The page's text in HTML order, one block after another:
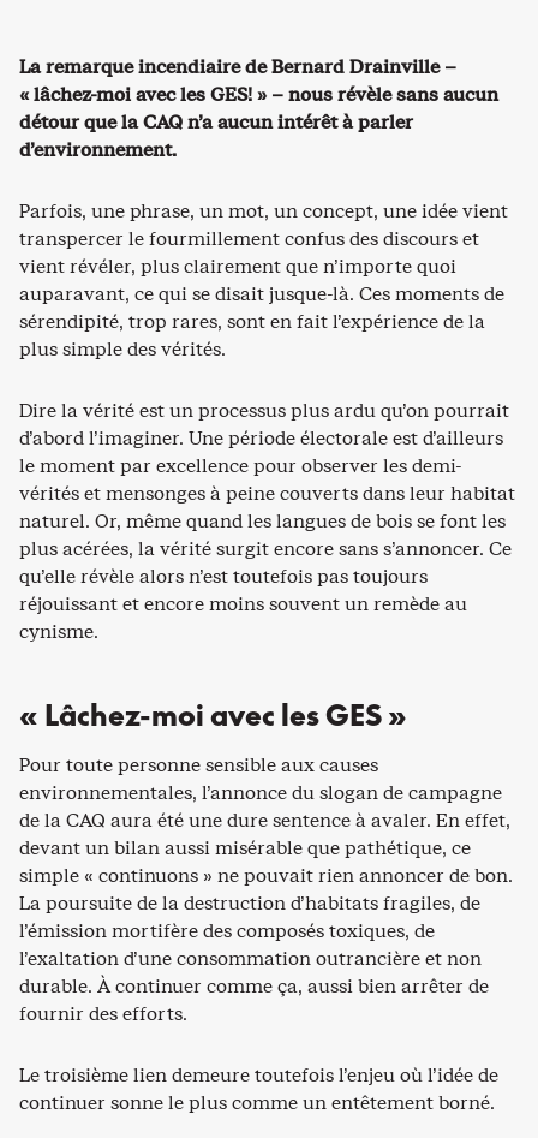
La remarque incendiaire de Bernard Drainville –
« lâchez-moi avec les GES! » – nous révèle sans aucun
détour que la CAQ n’a aucun intérêt à parler
d’environnement.
Parfois, une phrase, un mot, un concept, une idée vient
transpercer le fourmillement confus des discours et
vient révéler, plus clairement que n’importe quoi
auparavant, ce qui se disait jusque-là. Ces moments de
sérendipité, trop rares, sont en fait l’expérience de la
plus simple des vérités.
Dire la vérité est un processus plus ardu qu’on pourrait
d’abord l’imaginer. Une période électorale est d’ailleurs
le moment par excellence pour observer les demi-
vérités et mensonges à peine couverts dans leur habitat
naturel. Or, même quand les langues de bois se font les
plus acérées, la vérité surgit encore sans s’annoncer. Ce
qu’elle révèle alors n’est toutefois pas toujours
réjouissant et encore moins souvent un remède au
cynisme.
« Lâchez-moi avec les GES »
Pour toute personne sensible aux causes
environnementales, l’annonce du slogan de campagne
de la CAQ aura été une dure sentence à avaler. En effet,
devant un bilan aussi misérable que pathétique, ce
simple « continuons » ne pouvait rien annoncer de bon.
La poursuite de la destruction d’habitats fragiles, de
l’émission mortifère des composés toxiques, de
l’exaltation d’une consommation outrancière et non
durable. À continuer comme ça, aussi bien arrêter de
fournir des efforts.
Le troisième lien demeure toutefois l’enjeu où l’idée de
continuer sonne le plus comme un entêtement borné.